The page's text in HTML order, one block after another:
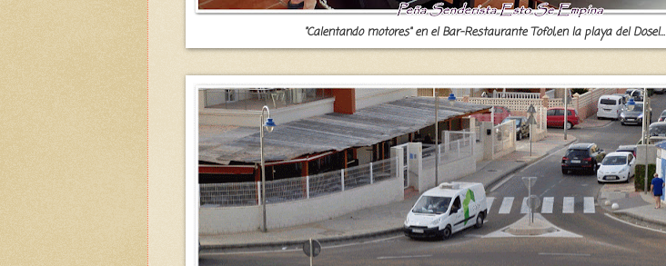
"Calentando motores" en el Bar-Restaurante Tofol,en la playa del Dosel...